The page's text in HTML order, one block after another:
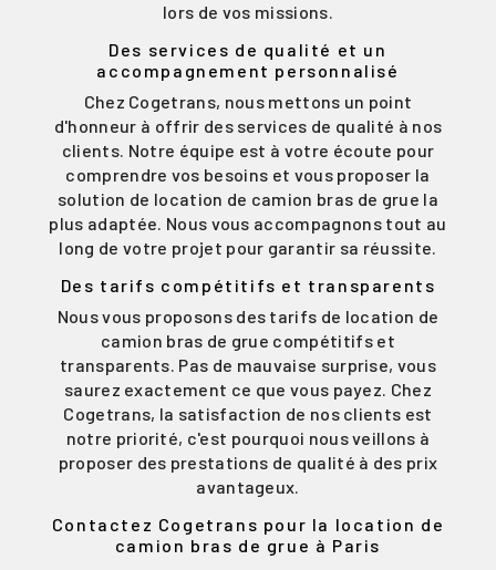
lors de vos missions.
Des services de qualité et un
accompagnement personnalisé
Chez Cogetrans, nous mettons un point
d'honneur à offrir des services de qualité à nos
clients. Notre équipe est à votre écoute pour
comprendre vos besoins et vous proposer la
solution de location de camion bras de grue la
plus adaptée. Nous vous accompagnons tout au
long de votre projet pour garantir sa réussite.
Des tarifs compétitifs et transparents
Nous vous proposons des tarifs de location de
camion bras de grue compétitifs et
transparents. Pas de mauvaise surprise, vous
saurez exactement ce que vous payez. Chez
Cogetrans, la satisfaction de nos clients est
notre priorité, c'est pourquoi nous veillons à
proposer des prestations de qualité à des prix
avantageux.
Contactez Cogetrans pour la location de
camion bras de grue à Paris